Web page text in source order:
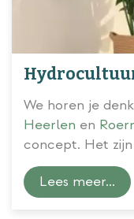
We horen je
Heerlen en
concept. Het
makkelijk in de
hebben
Lees meer...